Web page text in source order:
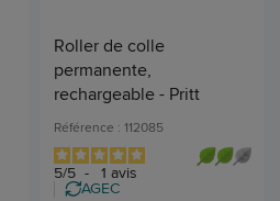
Roller de colle
permanente,
rechargeable - Pritt
Référence : 112085
5/5 - 1 avis
AGEC